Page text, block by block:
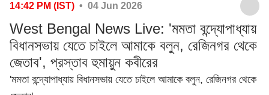
14:42 PM (IST) • 04 Jun 2026
West Bengal News Live: 'মমতা বন্দ্যোপাধ্যায়
বিধানসভায় যেতে চাইলে আমাকে বলুন, রেজিনগর থেকে
জেতাব', প্রস্তাব হুমায়ুন কবীরের
'মমতা বন্দ্যোপাধ্যায় বিধানসভায় যেতে চাইলে আমাকে বলুন, রেজিনগর থেকে